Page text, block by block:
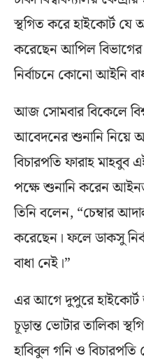
স্থগিত করে হাইকোর্ট যে
করেছেন আপিল
নির্বাচনে কোনো আইনি
আজ সোমবার বিকেলে
আবেদনের শুনানি নিয়ে
বিচারপতি ফারাহ মাহবুব
পক্ষে শুনানি করেন
তিনি বলেন, “চেম্বার
করেছেন। ফলে ডাকসু
বাধা নেই।”
এর আগে দুপুরে হাইকোর্ট
চূড়ান্ত ভোটার তালিকা
হাবিবুল গনি ও